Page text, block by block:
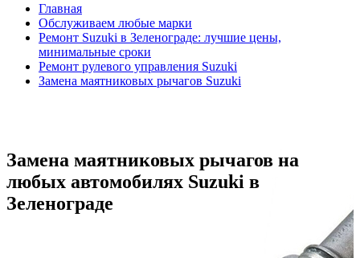
Главная
Обслуживаем любые марки
Ремонт Suzuki в Зеленограде: лучшие цены,
минимальные сроки
Ремонт рулевого управления Suzuki
Замена маятниковых рычагов Suzuki
Замена маятниковых рычагов на
любых автомобилях Suzuki в
Зеленограде